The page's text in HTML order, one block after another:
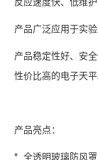
产品广泛应用于实
产品稳定性好、安
性价比高的电子天平
产品亮点：
* 全透明玻璃防风